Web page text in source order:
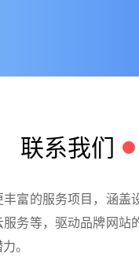
联系我们
富的服务项目，涵盖
务等，驱动品牌网站
。